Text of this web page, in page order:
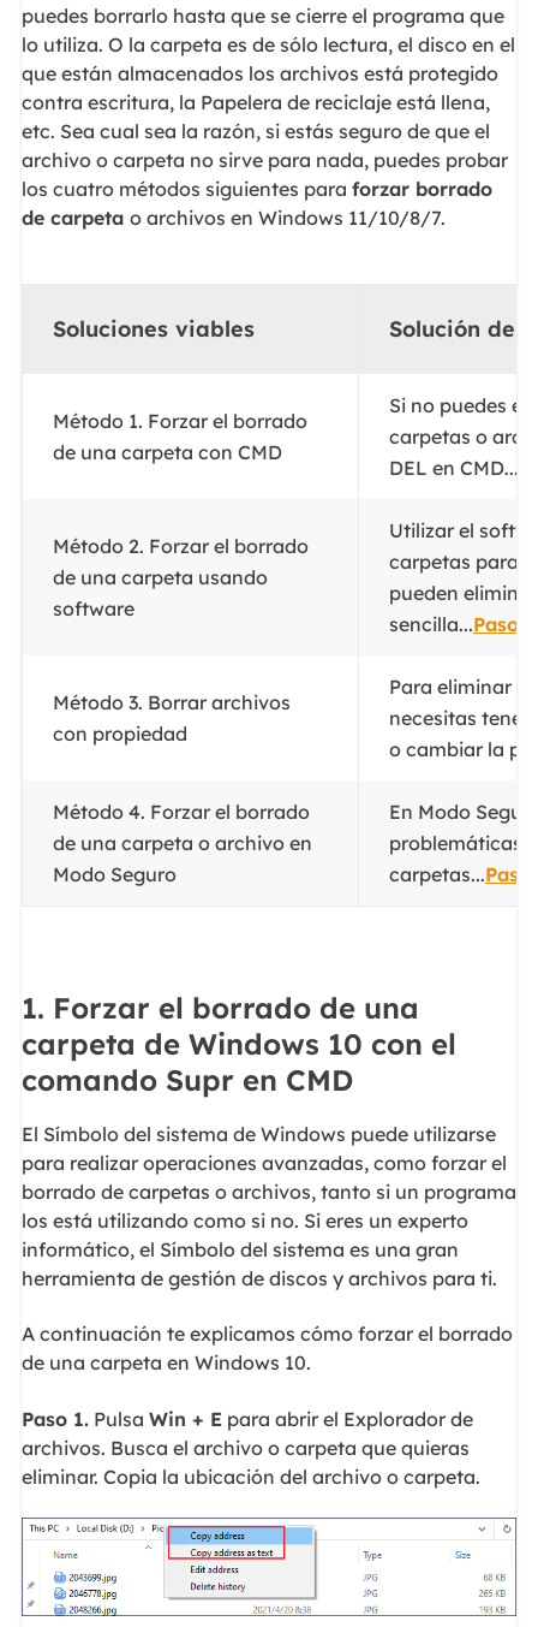
puedes borrarlo hasta que se cierre el programa que
lo utiliza. O la carpeta es de sólo lectura, el disco en el
que están almacenados los archivos está protegido
contra escritura, la Papelera de reciclaje está llena,
etc. Sea cual sea la razón, si estás seguro de que el
archivo o carpeta no sirve para nada, puedes probar
los cuatro métodos siguientes para forzar borrado
de carpeta o archivos en Windows 11/10/8/7.
Soluciones viables Solución de
Método 1. Forzar el borrado
de una carpeta con CMD
Si no puedes
carpetas o
DEL en CMD...
Método 2. Forzar el borrado
de una carpeta usando
software
Utilizar el
carpetas para
pueden
sencilla...Pasos
Método 3. Borrar archivos
con propiedad
Para eliminar
necesitas tener
o cambiar la
Método 4. Forzar el borrado
de una carpeta o archivo en
Modo Seguro
En Modo
problemáticas
carpetas...
1. Forzar el borrado de una
carpeta de Windows 10 con el
comando Supr en CMD
El Símbolo del sistema de Windows puede utilizarse
para realizar operaciones avanzadas, como forzar el
borrado de carpetas o archivos, tanto si un programa
los está utilizando como si no. Si eres un experto
informático, el Símbolo del sistema es una gran
herramienta de gestión de discos y archivos para ti.
A continuación te explicamos cómo forzar el borrado
de una carpeta en Windows 10.
Paso 1.Pulsa Win + Epara abrir el Explorador de
archivos. Busca el archivo o carpeta que quieras
eliminar. Copia la ubicación del archivo o carpeta.